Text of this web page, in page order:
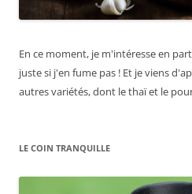
En ce moment, je m'intéresse en
juste si j'en fume pas ! Et je viens
autres variétés, dont le thaï et le
LE COIN TRANQUILLE